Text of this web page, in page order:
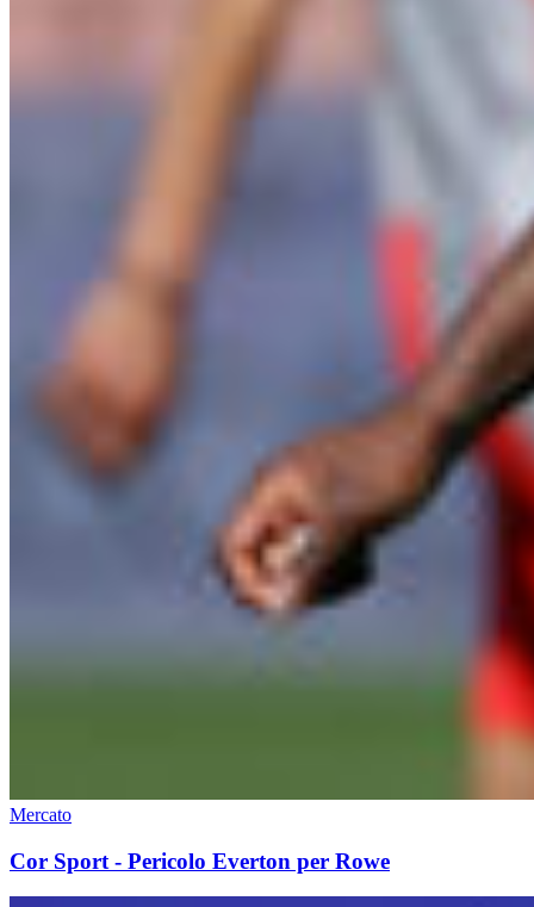
Mercato
Cor Sport - Pericolo Everton per Rowe